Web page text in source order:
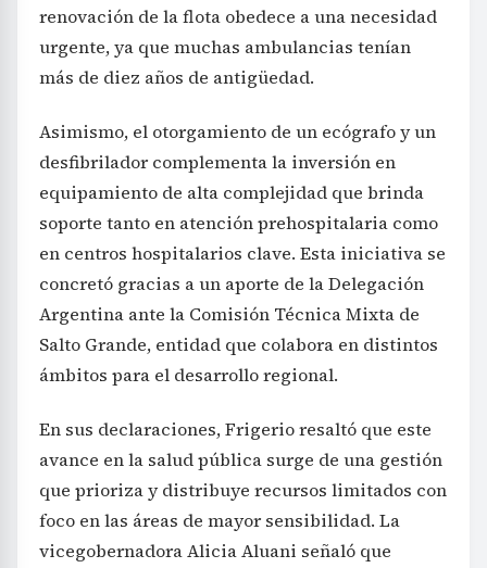
renovación de la flota obedece a una necesidad
urgente, ya que muchas ambulancias tenían
más de diez años de antigüedad.
Asimismo, el otorgamiento de un ecógrafo y un
desfibrilador complementa la inversión en
equipamiento de alta complejidad que brinda
soporte tanto en atención prehospitalaria como
en centros hospitalarios clave. Esta iniciativa se
concretó gracias a un aporte de la Delegación
Argentina ante la Comisión Técnica Mixta de
Salto Grande, entidad que colabora en distintos
ámbitos para el desarrollo regional.
En sus declaraciones, Frigerio resaltó que este
avance en la salud pública surge de una gestión
que prioriza y distribuye recursos limitados con
foco en las áreas de mayor sensibilidad. La
vicegobernadora Alicia Aluani señaló que